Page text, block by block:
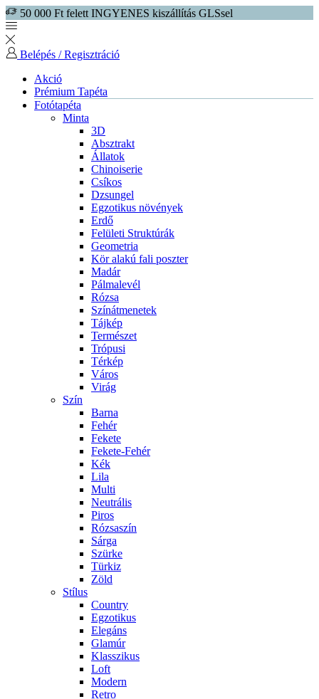
50 000 Ft felett INGYENES kiszállítás GLSsel
Belépés / Regisztráció
Akció
Prémium Tapéta
Fotótapéta
Minta
3D
Absztrakt
Állatok
Chinoiserie
Csíkos
Dzsungel
Egzotikus növények
Erdő
Felületi Struktúrák
Geometria
Kör alakú fali poszter
Madár
Pálmalevél
Rózsa
Színátmenetek
Tájkép
Természet
Trópusi
Térkép
Város
Virág
Szín
Barna
Fehér
Fekete
Fekete-Fehér
Kék
Lila
Multi
Neutrális
Piros
Rózsaszín
Sárga
Szürke
Türkiz
Zöld
Stílus
Country
Egzotikus
Elegáns
Glamúr
Klasszikus
Loft
Modern
Retro